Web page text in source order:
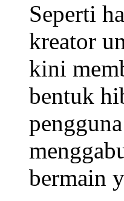
Seperti
kreator
kini
bentuk
bermain